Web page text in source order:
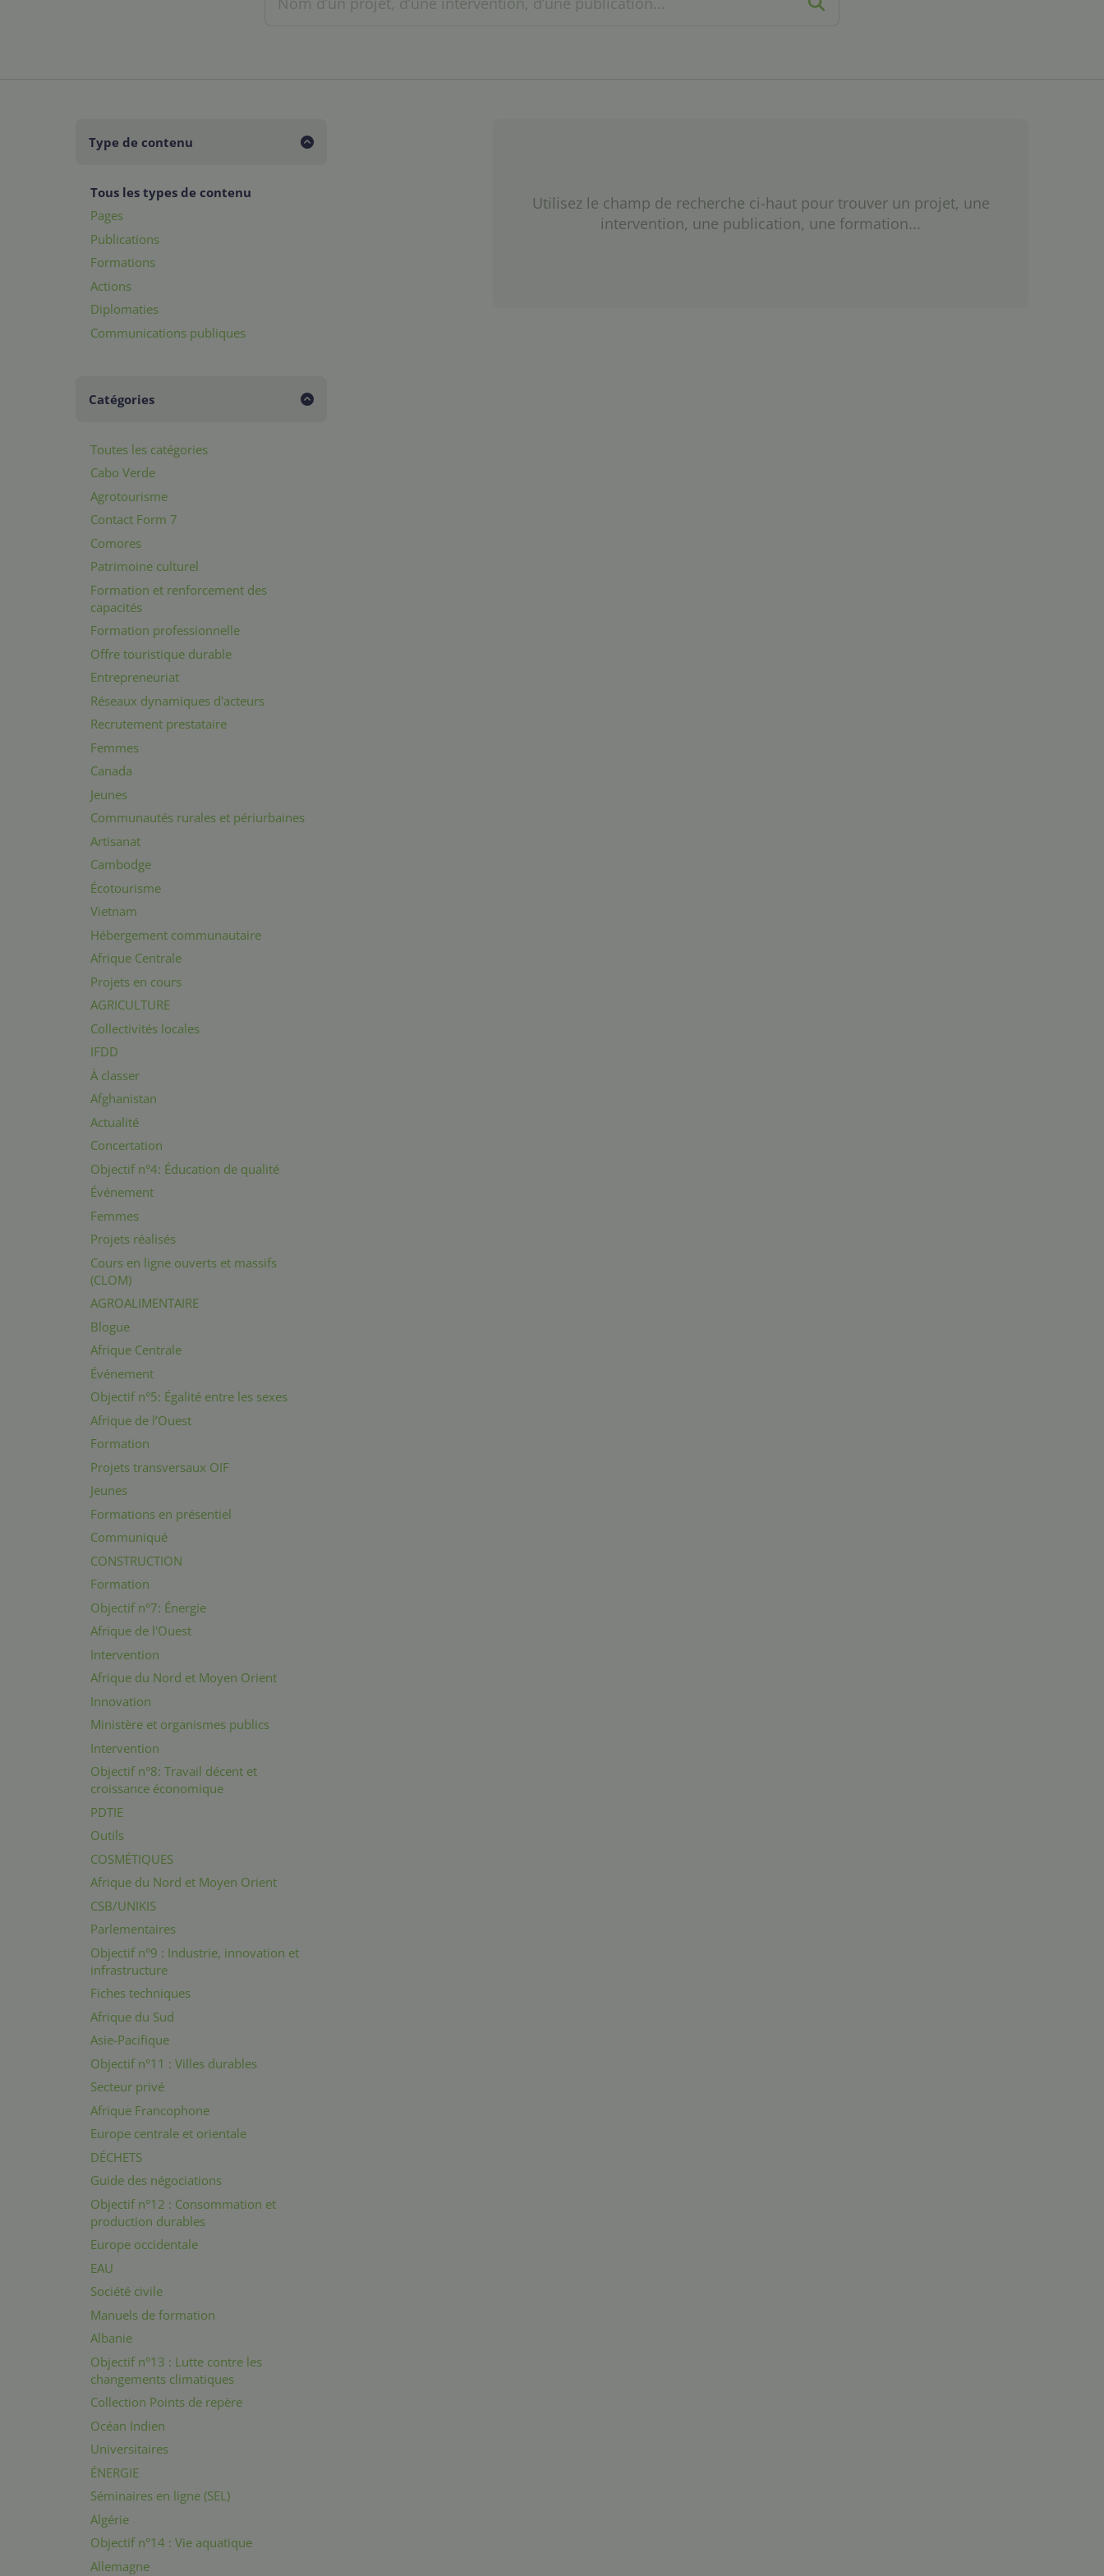
Type de contenu
Tous les types de contenu
Pages
Publications
Formations
Actions
Diplomaties
Communications publiques
Catégories
Toutes les catégories
Cabo Verde
Agrotourisme
Contact Form 7
Comores
Patrimoine culturel
Formation et renforcement des
capacités
Formation professionnelle
Offre touristique durable
Entrepreneuriat
Réseaux dynamiques d'acteurs
Recrutement prestataire
Femmes
Canada
Jeunes
Communautés rurales et périurbaines
Artisanat
Cambodge
Écotourisme
Vietnam
Hébergement communautaire
Afrique Centrale
Projets en cours
AGRICULTURE
Collectivités locales
IFDD
À classer
Afghanistan
Actualité
Concertation
Objectif n°4: Éducation de qualité
Événement
Femmes
Projets réalisés
Cours en ligne ouverts et massifs
(CLOM)
AGROALIMENTAIRE
Blogue
Afrique Centrale
Événement
Objectif n°5: Égalité entre les sexes
Afrique de l’Ouest
Formation
Projets transversaux OIF
Jeunes
Formations en présentiel
Communiqué
CONSTRUCTION
Formation
Objectif n°7: Énergie
Afrique de l'Ouest
Intervention
Afrique du Nord et Moyen Orient
Innovation
Ministère et organismes publics
Intervention
Objectif n°8: Travail décent et
croissance économique
PDTIE
Outils
COSMÉTIQUES
Afrique du Nord et Moyen Orient
CSB/UNIKIS
Parlementaires
Objectif n°9 : Industrie, innovation et
infrastructure
Fiches techniques
Afrique du Sud
Asie-Pacifique
Objectif n°11 : Villes durables
Secteur privé
Afrique Francophone
Europe centrale et orientale
DÉCHETS
Guide des négociations
Objectif n°12 : Consommation et
production durables
Europe occidentale
EAU
Société civile
Manuels de formation
Albanie
Objectif n°13 : Lutte contre les
changements climatiques
Collection Points de repère
Océan Indien
Universitaires
ÉNERGIE
Séminaires en ligne (SEL)
Algérie
Objectif n°14 : Vie aquatique
Allemagne
Utilisez le champ de recherche ci-haut pour trouver un projet, une
intervention, une publication, une formation...